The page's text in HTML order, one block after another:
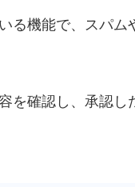
る機能で、スパ
を確認し、承認し